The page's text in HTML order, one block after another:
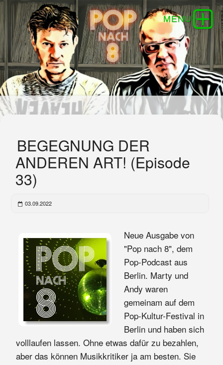
BEGEGNUNG DER
ANDEREN ART! (Episode
33)
03.09.2022
Neue Ausgabe von
"Pop nach 8", dem
Pop-Podcast aus
Berlin. Marty und
Andy waren
gemeinam auf dem
Pop-Kultur-Festival in
Berlin und haben sich
volllaufen lassen. Ohne etwas dafür zu bezahlen,
aber das können Musikkritiker ja am besten. Sie